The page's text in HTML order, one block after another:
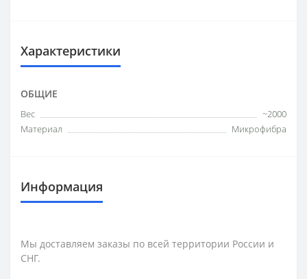
Характеристики
ОБЩИЕ
Вес
~2000
Материал
Микрофибра
Информация
Мы доставляем заказы по всей территории России и
СНГ.